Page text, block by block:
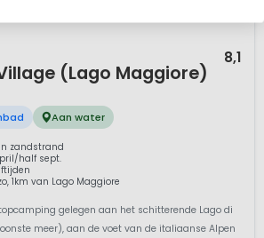
(Lago Maggiore)
8,1
Aan water
zandstrand
half sept.
1km van Lago Maggiore
gelegen aan het schitterende Lago di
meer), aan de voet van de italiaanse Alpen